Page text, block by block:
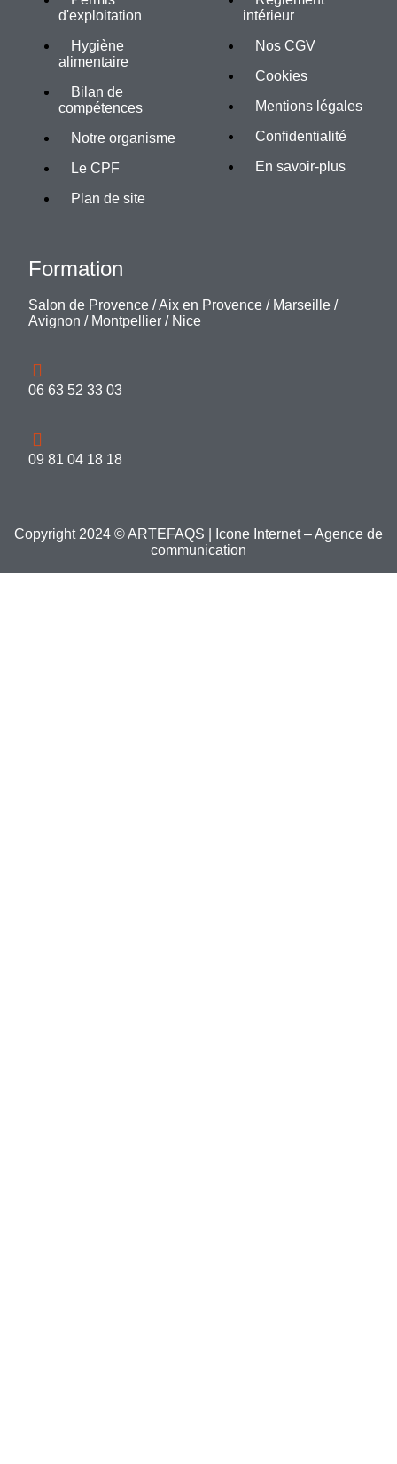
d'exploitation
Hygiène
alimentaire
Bilan de
compétences
Notre organisme
Le CPF
Plan de site
intérieur
Nos CGV
Cookies
Mentions légales
Confidentialité
En savoir-plus
Formation
Salon de Provence /Aix en Provence / Marseille /
Avignon / Montpellier / Nice
06 63 52 33 03
09 81 04 18 18
Copyright 2024 © ARTEFAQS |
Icone Internet – Agence de
communication